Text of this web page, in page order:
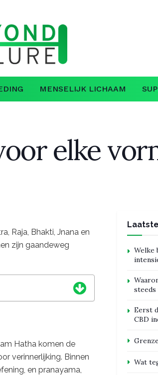
MENSELIJK LICHAAM
elke
Raja, Bhakti, Jnana en
zijn gaandeweg
Hatha komen de
verinnerlijking. Binnen
en pranayama,
Welke
Eerst
CBD
Wat